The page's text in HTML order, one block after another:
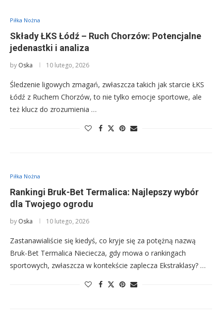
Piłka Nożna
Składy ŁKS Łódź – Ruch Chorzów: Potencjalne
jedenastki i analiza
by Oska 10 lutego, 2026
Śledzenie ligowych zmagań, zwłaszcza takich jak starcie ŁKS
Łódź z Ruchem Chorzów, to nie tylko emocje sportowe, ale
też klucz do zrozumienia …
Piłka Nożna
Rankingi Bruk-Bet Termalica: Najlepszy wybór
dla Twojego ogrodu
by Oska 10 lutego, 2026
Zastanawialiście się kiedyś, co kryje się za potężną nazwą
Bruk-Bet Termalica Nieciecza, gdy mowa o rankingach
sportowych, zwłaszcza w kontekście zaplecza Ekstraklasy? …